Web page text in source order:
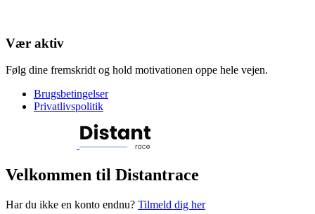
Vær aktiv
Følg dine fremskridt og hold motivationen oppe hele vejen.
Brugsbetingelser
Privatlivspolitik
Velkommen til Distantrace
Har du ikke en konto endnu? Tilmeld dig her